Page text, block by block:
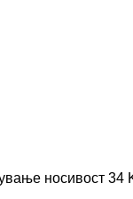
носивост 34